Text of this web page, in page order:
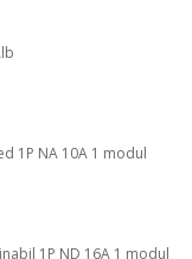
1P NA 10A 1 modul
1P ND 16A 1 modul